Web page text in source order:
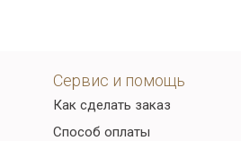
Сервис и помощь
Как сделать заказ
Способ оплаты